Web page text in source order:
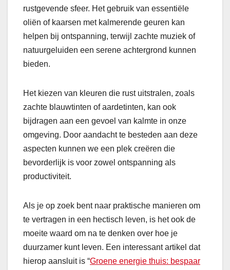
rustgevende sfeer. Het gebruik van essentiële
oliën of kaarsen met kalmerende geuren kan
helpen bij ontspanning, terwijl zachte muziek of
natuurgeluiden een serene achtergrond kunnen
bieden.
Het kiezen van kleuren die rust uitstralen, zoals
zachte blauwtinten of aardetinten, kan ook
bijdragen aan een gevoel van kalmte in onze
omgeving. Door aandacht te besteden aan deze
aspecten kunnen we een plek creëren die
bevorderlijk is voor zowel ontspanning als
productiviteit.
Als je op zoek bent naar praktische manieren om
te vertragen in een hectisch leven, is het ook de
moeite waard om na te denken over hoe je
duurzamer kunt leven. Een interessant artikel dat
hierop aansluit is “Groene energie thuis: bespaar